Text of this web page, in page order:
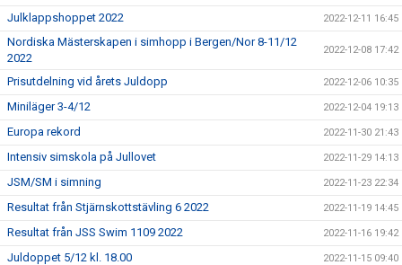
Julklappshoppet 2022 2022-12-11 16:45
Nordiska Mästerskapen i simhopp i Bergen/Nor 8-11/12
2022
2022-12-08 17:42
Prisutdelning vid årets Juldopp 2022-12-06 10:35
Miniläger 3-4/12 2022-12-04 19:13
Europa rekord 2022-11-30 21:43
Intensiv simskola på Jullovet 2022-11-29 14:13
JSM/SM i simning 2022-11-23 22:34
Resultat från Stjärnskottstävling 6 2022 2022-11-19 14:45
Resultat från JSS Swim 1109 2022 2022-11-16 19:42
Juldoppet 5/12 kl. 18.00 2022-11-15 09:40